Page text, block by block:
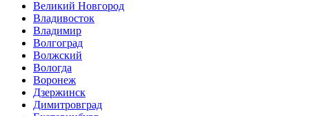
Великий Новгород
Владивосток
Владимир
Волгоград
Волжский
Вологда
Воронеж
Дзержинск
Димитровград